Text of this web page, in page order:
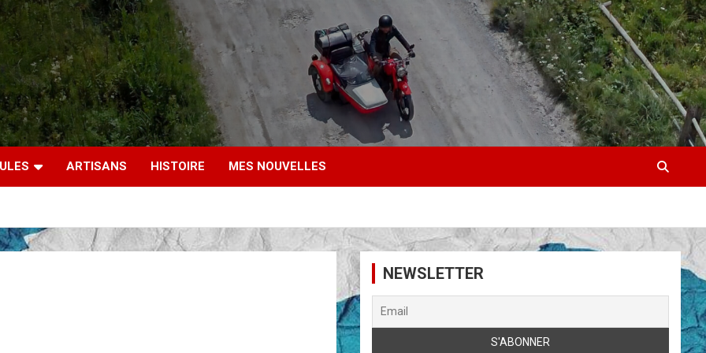
ARTISANS HISTOIRE MES NOUVELLES
NEWSLETTER